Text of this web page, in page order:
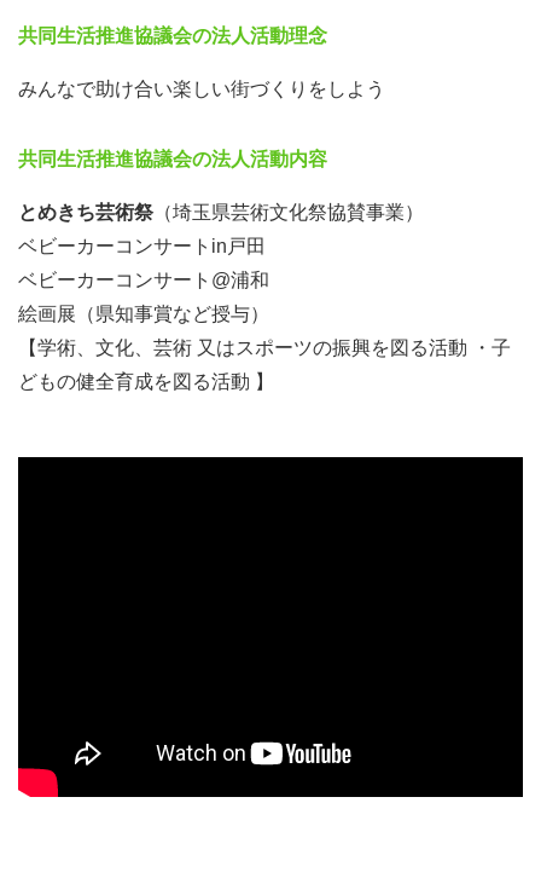
世代交流推進のためのアイデア及び連携）」として、午前
は「ベビーカーコンサートin戸田」、午後は「こども絆コ
ンサートin戸田」を開催します。
NPO法人と企業が協働で、多世代のボランティアととも
に運営を支え、会場設営、会場のご案内、受付・会計・ベ
会場内で、象徴として参加する「犬の着ぐるみ：とめき
共同生活推進協議会の法人活動理念
みんなで助け合い楽しい街づくりをしよう
共同生活推進協議会の法人活動内容
とめきち芸術祭 （埼玉県芸術文化祭協賛事業）
ベビーカーコンサートin戸田
ベビーカーコンサート@浦和
絵画展（県知事賞など授与）
【学術、文化、芸術 又はスポーツの振興を図る活動 ・子
どもの健全育成を図る活動 】